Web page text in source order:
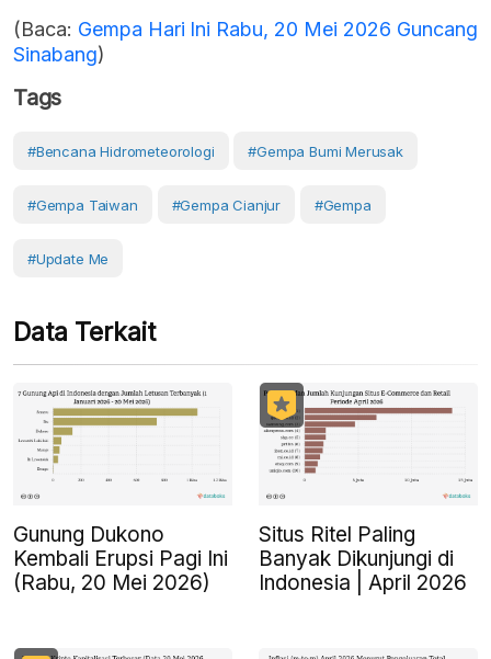
(Baca: Gempa Hari Ini Rabu, 20 Mei 2026 Guncang
Sinabang)
Tags
#bencana Hidrometeorologi #gempa Bumi Merusak
#gempa Taiwan #gempa Cianjur #gempa
#Update Me
Data Terkait
Gunung Dukono
Kembali Erupsi Pagi Ini
(Rabu, 20 Mei 2026)
Situs Ritel Paling
Banyak Dikunjungi di
Indonesia | April 2026